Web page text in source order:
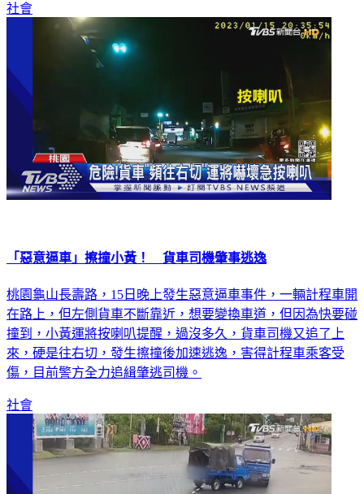
社會
「惡意逼車」擦撞小黃！ 貨車司機肇事逃逸
桃園龜山長壽路，15日晚上發生惡意逼車事件，一輛計程車開
在路上，但左側貨車不斷靠近，想要變換車道，但因為快要碰
撞到，小黃運將按喇叭提醒，過沒多久，貨車司機又追了上
來，硬是往右切，發生擦撞後加速逃逸，害得計程車乘客受
傷，目前警方全力追緝肇逃司機。
社會